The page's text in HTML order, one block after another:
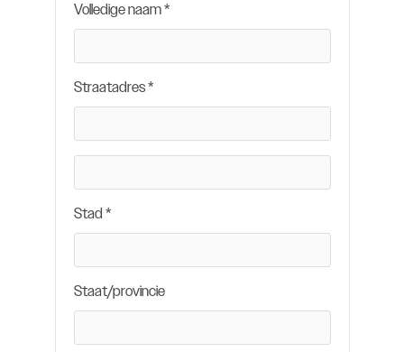
Volledige naam *
Straatadres *
Stad *
Staat/provincie